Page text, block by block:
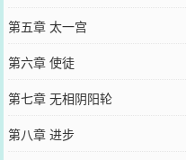
第五章 太一宫
第六章 使徒
第七章 无相阴阳轮
第八章 进步